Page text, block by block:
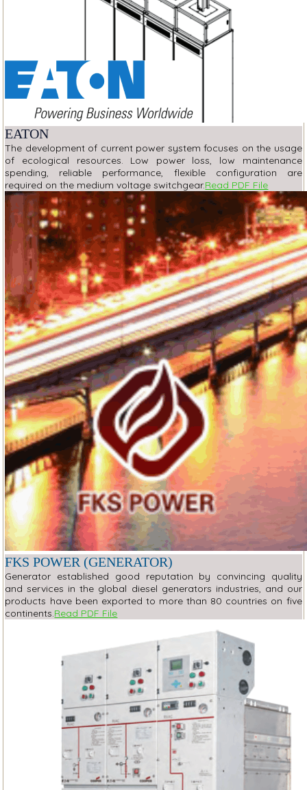
EATON
The development of current power system focuses on the usage
of ecological resources. Low power loss, low maintenance
spending, reliable performance, flexible configuration are
required on the medium voltage switchgear.Read PDF File
FKS POWER (GENERATOR)
Generator established good reputation by convincing quality
and services in the global diesel generators industries, and our
products have been exported to more than 80 countries on five
continents.Read PDF File